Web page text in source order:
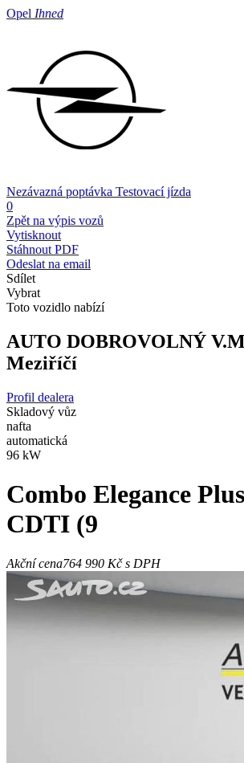
Opel Ihned
Nezávazná poptávka Testovací jízda
0
Zpět na výpis vozů
Vytisknout
Stáhnout PDF
Odeslat na email
Sdílet
Vybrat
Toto vozidlo nabízí
AUTO DOBROVOLNÝ
Meziříčí
Profil dealera
Skladový vůz
nafta
automatická
96 kW
Combo Elegance
CDTI (9
Akční cena764 990 Kčs DPH